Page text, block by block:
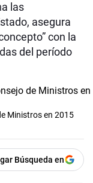
las
asegura
con la
del período
Ministros en 2015
Búsqueda en